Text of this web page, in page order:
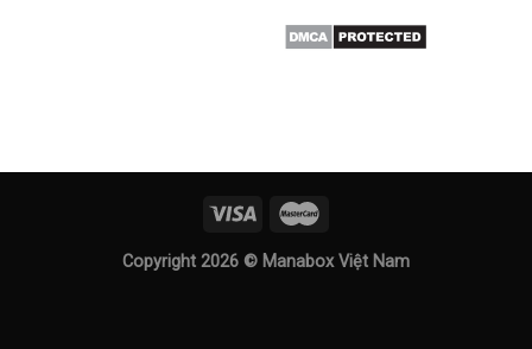
Copyright 2026 © Manabox Việt Nam